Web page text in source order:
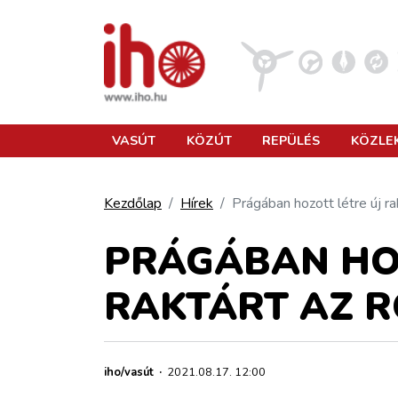
KÖZLEKEDÉSFEJLESZTÉS
ELLÁTÁSI LÁNC
VASÚT KÖZÚT REPÜLÉS
Kezdőlap Hírek Prágában hozott létre új
PRÁGÁBAN
RAKTÁRT AZ
iho/vasút · 2021.08.17. 12:00